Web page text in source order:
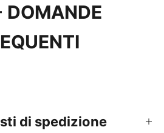
DOMANDE
di spedizione